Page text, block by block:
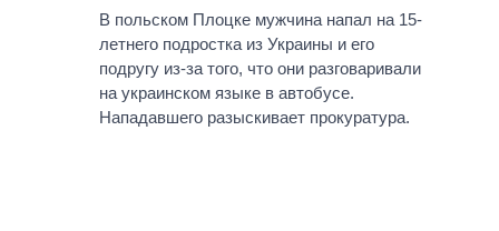
ОБЗОРЫ
ДАЙДЖЕСТЫ
ПРЕЗИДЕНТ И ОФИС
ВЕРХОВНАЯ РАДА
ГЛАВЫ ОБЛАДМИНИСТРАЦИЙ
ВИДЕО
ПОДДЕРЖАТЬ
СРАВНЕНИЕ ПОЛИТИКОВ
В польском Плоцке мужчина напал на 15-
летнего подростка из Украины и его
подругу из-за того, что они разговаривали
на украинском языке в автобусе.
Нападавшего разыскивает прокуратура.